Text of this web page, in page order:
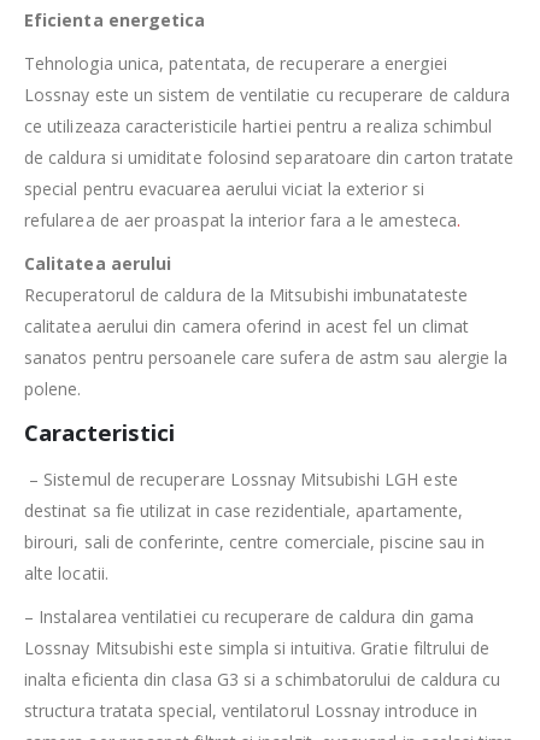
Eficienta energetica
Tehnologia unica, patentata, de recuperare a energiei
Lossnay este un sistem de ventilatie cu recuperare de caldura
ce utilizeaza caracteristicile hartiei pentru a realiza schimbul
de caldura si umiditate folosind separatoare din carton tratate
special pentru evacuarea aerului viciat la exterior si
refularea de aer proaspat la interior fara a le amesteca.
Calitatea aerului
Recuperatorul de caldura de la Mitsubishi imbunatateste
calitatea aerului din camera oferind in acest fel un climat
sanatos pentru persoanele care sufera de astm sau alergie la
polene.
Caracteristici
– Sistemul de recuperare Lossnay Mitsubishi LGH este
destinat sa fie utilizat in case rezidentiale, apartamente,
birouri, sali de conferinte, centre comerciale, piscine sau in
alte locatii.
– Instalarea ventilatiei cu recuperare de caldura din gama
Lossnay Mitsubishi este simpla si intuitiva. Gratie filtrului de
inalta eficienta din clasa G3 si a schimbatorului de caldura cu
structura tratata special, ventilatorul Lossnay introduce in